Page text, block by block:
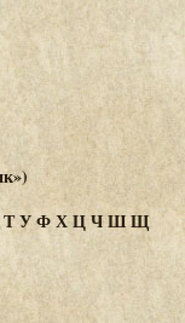
ТУФХЦЧШЩ